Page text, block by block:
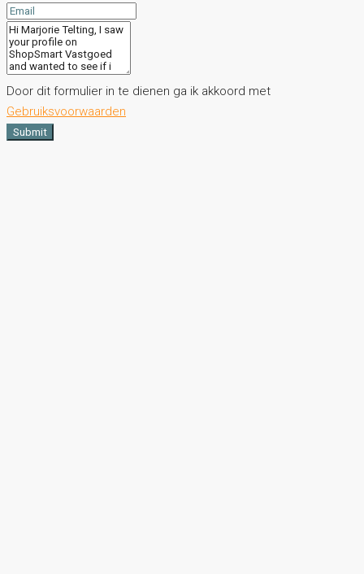
Door dit formulier in te dienen ga ik akkoord met
Gebruiksvoorwaarden
Submit